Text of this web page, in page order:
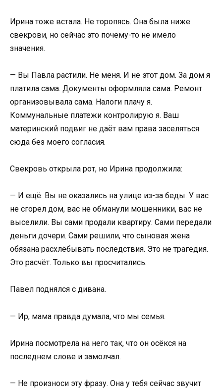
Ирина тоже встала. Не торопясь. Она была ниже
свекрови, но сейчас это почему-то не имело
значения.
— Вы Павла растили. Не меня. И не этот дом. За дом я
платила сама. Документы оформляла сама. Ремонт
организовывала сама. Налоги плачу я.
Коммунальные платежи контролирую я. Ваш
материнский подвиг не даёт вам права заселяться
сюда без моего согласия.
Свекровь открыла рот, но Ирина продолжила:
— И ещё. Вы не оказались на улице из-за беды. У вас
не сгорел дом, вас не обманули мошенники, вас не
выселили. Вы сами продали квартиру. Сами передали
деньги дочери. Сами решили, что сыновая жена
обязана расхлёбывать последствия. Это не трагедия.
Это расчёт. Только вы просчитались.
Павел поднялся с дивана.
— Ир, мама правда думала, что мы семья.
Ирина посмотрела на него так, что он осёкся на
последнем слове и замолчал.
— Не произноси эту фразу. Она у тебя сейчас звучит